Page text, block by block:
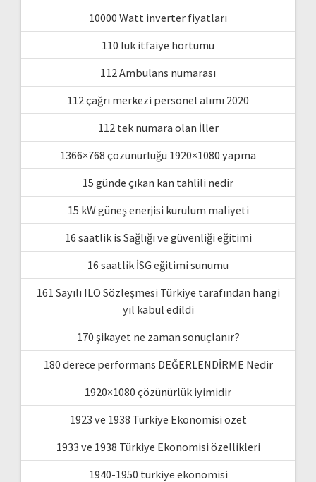
10000 Watt inverter fiyatları
110 luk itfaiye hortumu
112 Ambulans numarası
112 çağrı merkezi personel alımı 2020
112 tek numara olan İller
1366×768 çözünürlüğü 1920×1080 yapma
15 günde çıkan kan tahlili nedir
15 kW güneş enerjisi kurulum maliyeti
16 saatlik is Sağlığı ve güvenliği eğitimi
16 saatlik İSG eğitimi sunumu
161 Sayılı ILO Sözleşmesi Türkiye tarafından hangi
yıl kabul edildi
170 şikayet ne zaman sonuçlanır?
180 derece performans DEĞERLENDİRME Nedir
1920×1080 çözünürlük iyimidir
1923 ve 1938 Türkiye Ekonomisi özet
1933 ve 1938 Türkiye Ekonomisi özellikleri
1940-1950 türkiye ekonomisi